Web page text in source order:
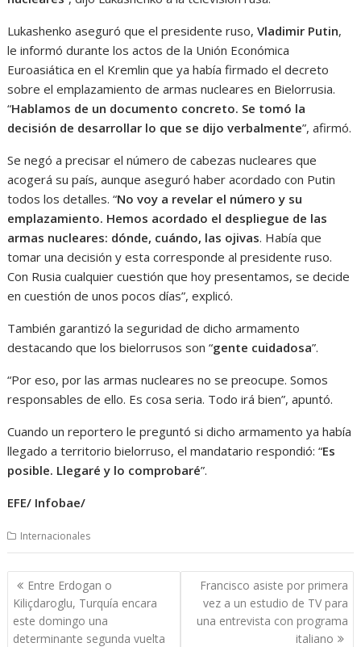
Lukashenko aseguró que el presidente ruso,Vladimir Putin,
le informó durante los actos de la Unión Económica
Euroasiática en el Kremlin que ya había firmado el decreto
sobre el emplazamiento de armas nucleares en Bielorrusia.
“Hablamos de un documento concreto. Se tomó la
decisión de desarrollar lo que se dijo verbalmente”, afirmó.
Se negó a precisar el número de cabezas nucleares que
acogerá su país, aunque aseguró haber acordado con Putin
todos los detalles. “No voy a revelar el número y su
emplazamiento. Hemos acordado el despliegue de las
armas nucleares: dónde, cuándo, las ojivas. Había que
tomar una decisión y esta corresponde al presidente ruso.
Con Rusia cualquier cuestión que hoy presentamos, se decide
en cuestión de unos pocos días”, explicó.
También garantizó la seguridad de dicho armamento
destacando que los bielorrusos son “gente cuidadosa”.
“Por eso, por las armas nucleares no se preocupe. Somos
responsables de ello. Es cosa seria. Todo irá bien”, apuntó.
Cuando un reportero le preguntó si dicho armamento ya había
llegado a territorio bielorruso, el mandatario respondió: “Es
posible. Llegaré y lo comprobaré”.
EFE/ Infobae/
Internacionales
Navegación
de
entradas
Entre Erdogan o
Kiliçdaroglu, Turquía encara
este domingo una
determinante segunda vuelta
Francisco asiste por primera
vez a un estudio de TV para
una entrevista con programa
italiano